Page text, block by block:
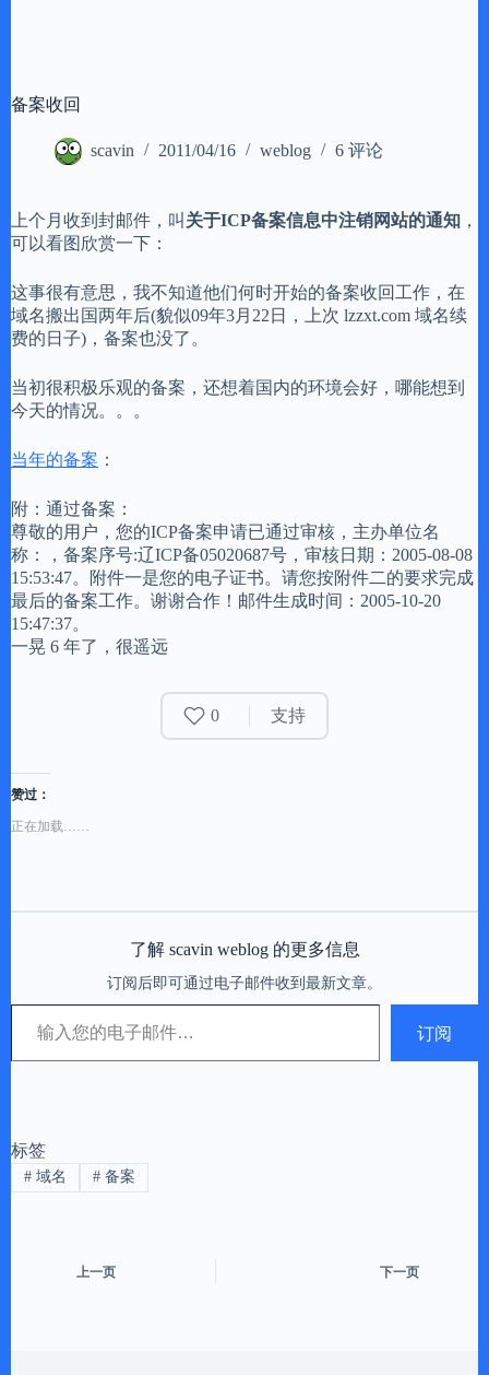
备案收回
scavin 2011/04/16 weblog 6 评论
上个月收到封邮件，叫 关于ICP备案信息中注销网站的通知 ，
可以看图欣赏一下：
这事很有意思，我不知道他们何时开始的备案收回工作，在
域名搬出国两年后(貌似09年3月22日，上次 lzzxt.com 域名续
费的日子)，备案也没了。
当初很积极乐观的备案，还想着国内的环境会好，哪能想到
今天的情况。。。
当年的备案 ：
附：通过备案：
尊敬的用户，您的ICP备案申请已通过审核，主办单位名
称：，备案序号:辽ICP备05020687号，审核日期：2005-08-08
15:53:47。附件一是您的电子证书。请您按附件二的要求完成
最后的备案工作。谢谢合作！邮件生成时间：2005-10-20
15:47:37。
一晃 6 年了，很遥远
0 支持
赞过：
正在加载……
了解 scavin weblog 的更多信息
订阅后即可通过电子邮件收到最新文章。
输入您的电子邮件…
订阅
标签
#域名 #备案
上一页 下一页